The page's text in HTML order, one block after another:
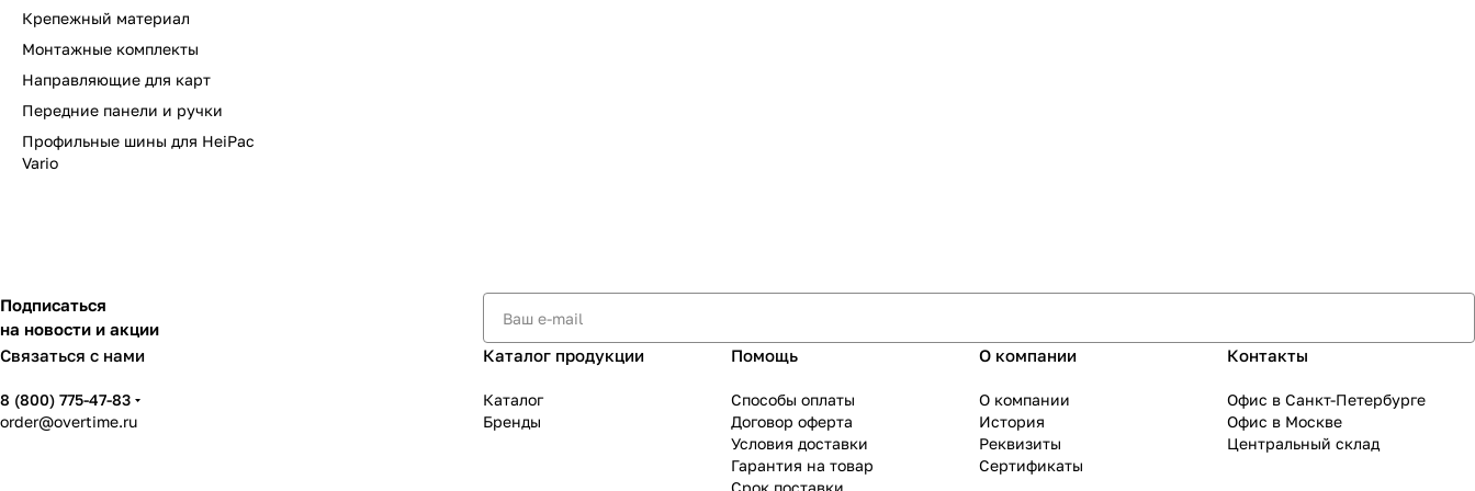
Крепежный материал
Монтажные комплекты
Направляющие для карт
Передние панели и ручки
Профильные шины для HeiPac
Vario
Подписаться
на новости и акции
Связаться с нами
8 (800) 775-47-83
order@overtime.ru
Каталог продукции
Каталог
Бренды
Помощь
Способы оплаты
Договор оферта
Условия доставки
Гарантия на товар
Срок поставки
О компании
О компании
История
Реквизиты
Сертификаты
Контакты
Офис в Санкт-Петербурге
Офис в Москве
Центральный склад